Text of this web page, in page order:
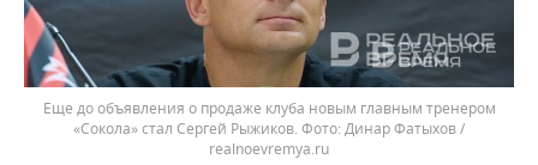
Еще до объявления о продаже клуба новым главным тренером
«Сокола» стал Сергей Рыжиков.
Динар Фатыхов /
realnoevremya.ru